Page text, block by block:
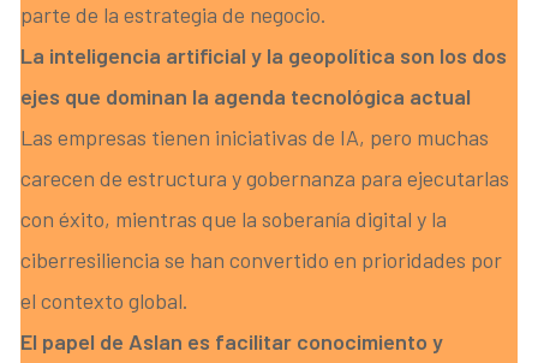
parte de la estrategia de negocio.
La inteligencia artificial y la geopolítica son los dos
ejes que dominan la agenda tecnológica actual
Las empresas tienen iniciativas de IA, pero muchas
carecen de estructura y gobernanza para ejecutarlas
con éxito, mientras que la soberanía digital y la
ciberresiliencia se han convertido en prioridades por
el contexto global.
El papel de Aslan es facilitar conocimiento y